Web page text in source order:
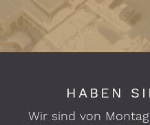
HABEN
Wir sind von